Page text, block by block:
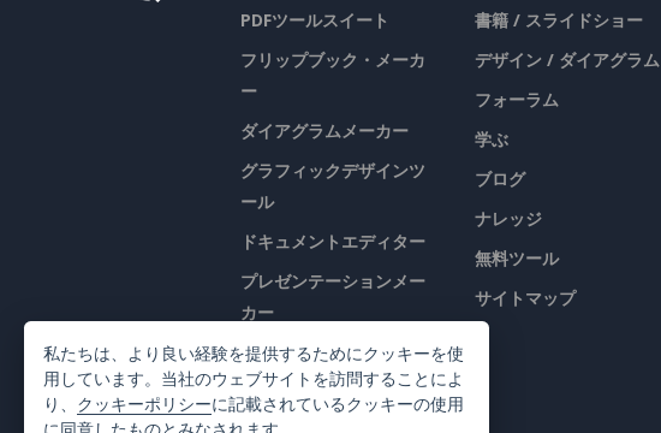
PDFツールスイート
フリップブック・メーカ
ー
ダイアグラムメーカー
グラフィックデザインツ
ール
ドキュメントエディター
プレゼンテーションメー
カー
表計算エディター
価格
書籍 / スライドショー
デザイン / ダイアグラム
フォーラム
学ぶ
ブログ
ナレッジ
無料ツール
サイトマップ
私たちは、より良い経験を提供するためにクッキーを使
用しています。当社のウェブサイトを訪問することによ
り、 クッキーポリシーに記載されているクッキーの使用